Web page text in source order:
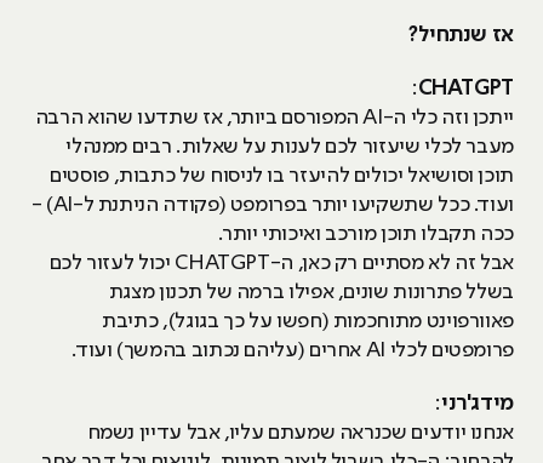
אז שנתחיל?
CHATGPT
:
ייתכן וזה כלי ה-AI המפורסם ביותר, אז שתדעו שהוא הרבה
מעבר לכלי שיעזור לכם לענות על שאלות. רבים ממנהלי
תוכן וסושיאל יכולים להיעזר בו לניסוח של כתבות, פוסטים
ועוד. ככל שתשקיעו יותר בפרומפט (פקודה הניתנת ל-AI) -
ככה תקבלו תוכן מורכב ואיכותי יותר.
אבל זה לא מסתיים רק כאן, ה-CHATGPT יכול לעזור לכם
בשלל פתרונות שונים, אפילו ברמה של תכנון מצגת
פאוורפוינט מתוחכמות (חפשו על כך בגוגל), כתיבת
פרומפטים לכלי AI אחרים (עליהם נכתוב בהמשך) ועוד.
מידג'רני:
אנחנו יודעים שכנראה שמעתם עליו, אבל עדיין נשמח